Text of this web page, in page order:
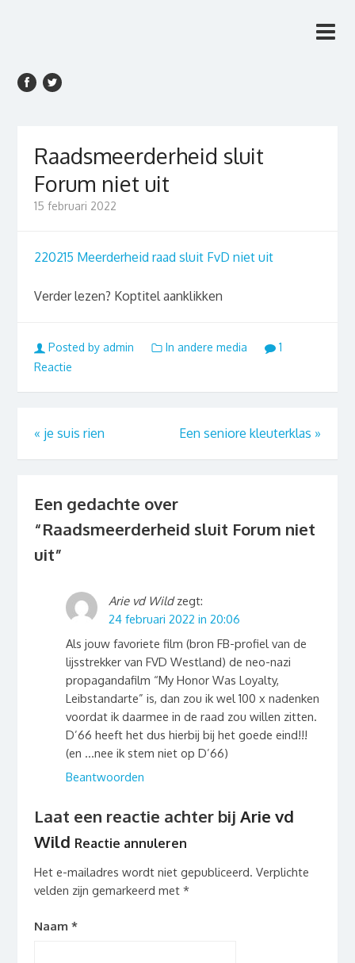
Raadsmeerderheid sluit
Forum niet uit
15 februari 2022
220215 Meerderheid raad sluit FvD niet uit
Verder lezen? Koptitel aanklikken
Posted by admin In andere media
1
Reactie
« je suis rien Een seniore kleuterklas »
Een gedachte over
“Raadsmeerderheid sluit Forum niet
uit”
Arie vd Wild zegt:
24 februari 2022 in 20:06
Als jouw favoriete film (bron FB-profiel van de
lijsstrekker van FVD Westland) de neo-nazi
propagandafilm “My Honor Was Loyalty,
Leibstandarte” is, dan zou ik wel 100 x nadenken
voordat ik daarmee in de raad zou willen zitten.
D’66 heeft het dus hierbij bij het goede eind!!!
(en …nee ik stem niet op D’66)
Beantwoorden
Laat een reactie achter bij Arie vd
Wild Reactie annuleren
Het e-mailadres wordt niet gepubliceerd. Verplichte
velden zijn gemarkeerd met *
Naam *